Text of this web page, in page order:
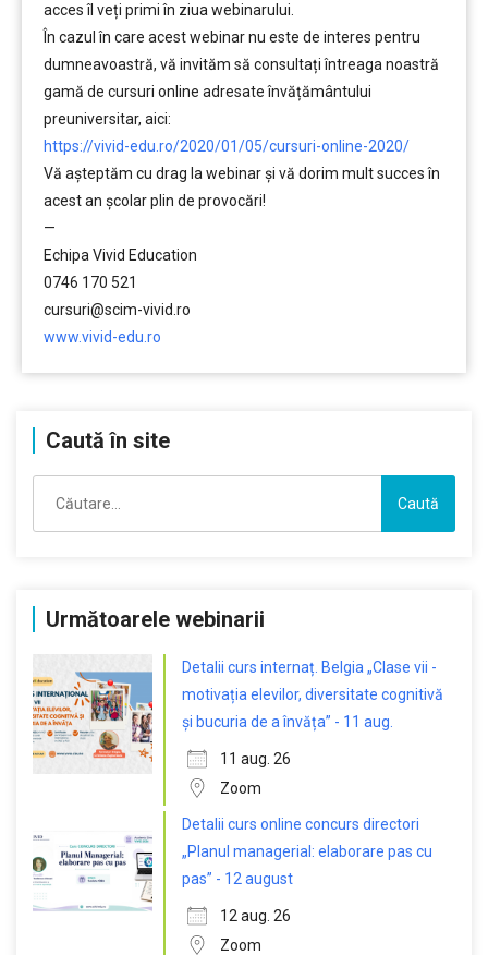
acces îl veți primi în ziua webinarului.
În cazul în care acest webinar nu este de interes pentru
dumneavoastră, vă invităm să consultați întreaga noastră
gamă de cursuri online adresate învățământului
preuniversitar, aici:
https://vivid-edu.ro/2020/01/05/cursuri-online-2020/
Vă aşteptăm cu drag la webinar şi vă dorim mult succes în
acest an şcolar plin de provocări!
—
Echipa Vivid Education
0746 170 521
cursuri@scim-vivid.ro
www.vivid-edu.ro
Caută în site
după:
Următoarele webinarii
Detalii curs internaț. Belgia „Clase vii -
motivația elevilor, diversitate cognitivă
și bucuria de a învăța” - 11 aug.
11 aug. 26
Zoom
Detalii curs online concurs directori
„Planul managerial: elaborare pas cu
pas” - 12 august
12 aug. 26
Zoom